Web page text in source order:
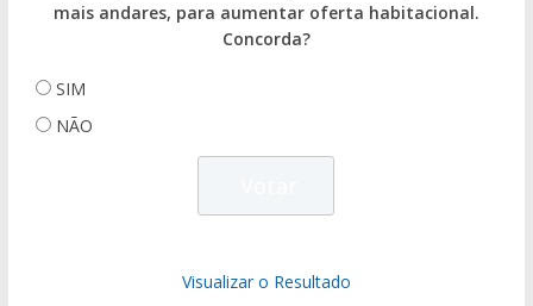
mais andares, para aumentar oferta habitacional.
Concorda?
SIM
NÃO
Visualizar o Resultado